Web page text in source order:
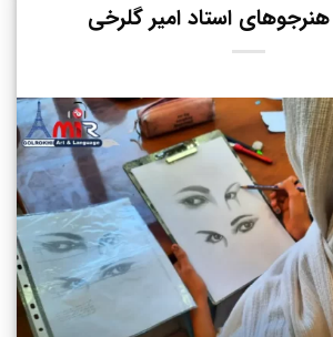
هنرجوهای استاد امیر گلرخی